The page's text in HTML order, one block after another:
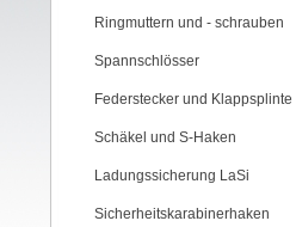
Ringmuttern und - schrauben
Spannschlösser
Federstecker und Klappsplinte
Schäkel und S-Haken
Ladungssicherung LaSi
Sicherheitskarabinerhaken